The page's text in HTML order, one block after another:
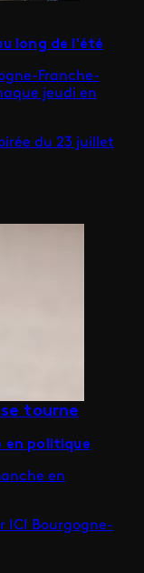
long de l'été
Franche-
jeudi en
du 23 juillet
tourne
en politique
en
ICI Bourgogne-